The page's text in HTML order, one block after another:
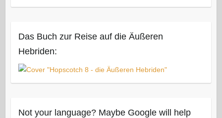
Das Buch zur Reise auf die Äußeren
Hebriden:
Not your language? Maybe Google will help